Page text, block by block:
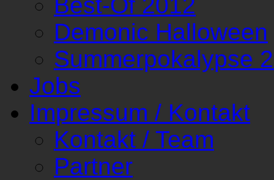
Demonic Halloween
Summerpokalypse
Jobs
Impressum / Kontakt
Kontakt / Team
Partner